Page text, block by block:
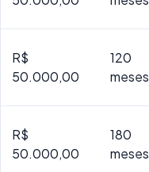
R$
50.000,00
120
meses
R$
50.000,00
180
meses